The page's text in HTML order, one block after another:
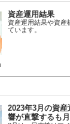
資産運用結果
資産運用結果や資産
ています。
2023年3月の資
響が直撃するも